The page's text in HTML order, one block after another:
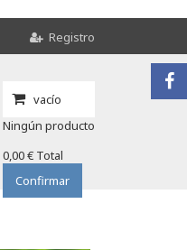
Registro
vacío
Ningún producto
0,00 € Total
Confirmar